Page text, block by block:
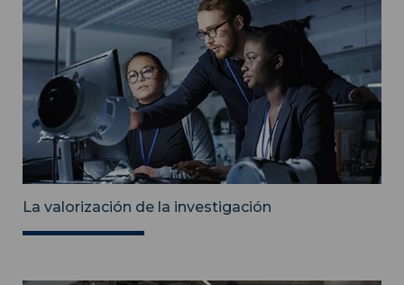
La valorización de la investigación